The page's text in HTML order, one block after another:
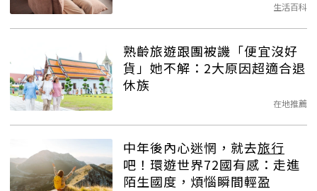
生活百科
熟齡旅遊跟團被譏「便宜沒好
貨」她不解：2大原因超適合退
休族
在地推薦
中年後內心迷惘，就去旅行
吧！環遊世界72國有感：走進
陌生國度，煩惱瞬間輕盈